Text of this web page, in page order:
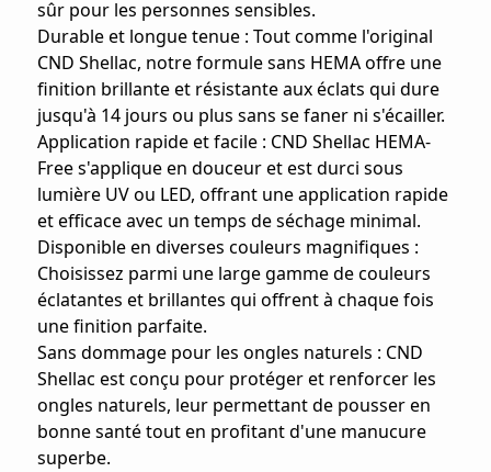
sûr pour les personnes sensibles.
Durable et longue tenue : Tout comme l'original
CND Shellac, notre formule sans HEMA offre une
finition brillante et résistante aux éclats qui dure
jusqu'à 14 jours ou plus sans se faner ni s'écailler.
Application rapide et facile : CND Shellac HEMA-
Free s'applique en douceur et est durci sous
lumière UV ou LED, offrant une application rapide
et efficace avec un temps de séchage minimal.
Disponible en diverses couleurs magnifiques :
Choisissez parmi une large gamme de couleurs
éclatantes et brillantes qui offrent à chaque fois
une finition parfaite.
Sans dommage pour les ongles naturels : CND
Shellac est conçu pour protéger et renforcer les
ongles naturels, leur permettant de pousser en
bonne santé tout en profitant d'une manucure
superbe.